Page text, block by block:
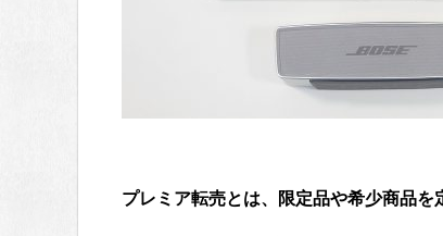
プレミア転売とは、限定品や希少商品を